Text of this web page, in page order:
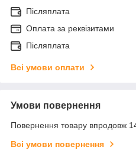
Післяплата
Оплата за реквізитами
Післяплата
Всі умови оплати
Умови повернення
Повернення товару впродовж
Всі умови повернення